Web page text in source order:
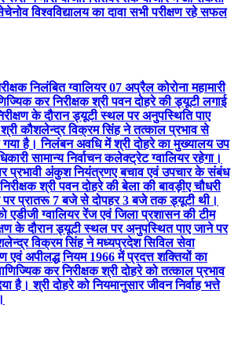
विश्वविद्यालय का दावा सभी परीक्षण रहे सफल
निलंबित ग्वालियर 07 अप्रैल कोरोना महामारी
कर निरीक्षक श्री पवन दोहरे की ड्यूटी लगाई
के दौरान ड्यूटी स्थल पर अनुपस्थिति पाए
कौशलेन्द्र विक्रम सिंह ने तत्काल प्रभाव से
गया है। निलंबन अवधि में श्री दोहरे का मुख्यालय उप
सामान्य निर्वाचन कलेक्ट्रेट ग्वालियर रहेगा।
पर प्रभावी अंकुश नियंत्रणए बचाव एवं उपचार के संबंध
श्री पवन दोहरे की बेला की बावड़ीए चौधरी
पर प्रातरू 7 बजे से दोपहर 3 बजे तक ड्यूटी थी।
एडीजी ग्वालियर रेंज एवं जिला प्रशासन की टीम
के दौरान ड्यूटी स्थल पर अनुपस्थित पाए जाने पर
विक्रम सिंह ने मध्यप्रदेश सिविल सेवा
एवं अपीलद्ध नियम 1966 में प्रदत्त शक्तियों का
कर निरीक्षक श्री दोहरे को तत्काल प्रभाव
है। श्री दोहरे को नियमानुसार जीवन निर्वाह भत्ते